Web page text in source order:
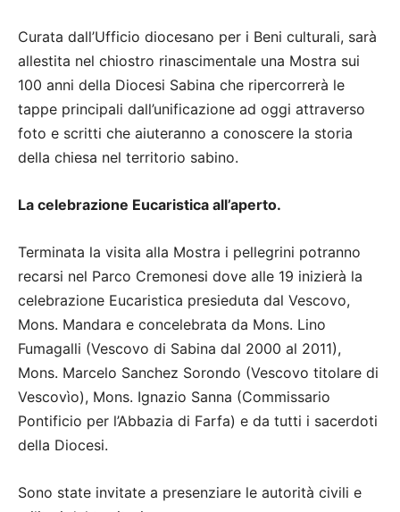
Curata dall’Ufficio diocesano per i Beni culturali, sarà
allestita nel chiostro rinascimentale una Mostra sui
100 anni della Diocesi Sabina che ripercorrerà le
tappe principali dall’unificazione ad oggi attraverso
foto e scritti che aiuteranno a conoscere la storia
della chiesa nel territorio sabino.
La celebrazione Eucaristica all’aperto.
Terminata la visita alla Mostra i pellegrini potranno
recarsi nel Parco Cremonesi dove alle 19 inizierà la
celebrazione Eucaristica presieduta dal Vescovo,
Mons. Mandara e concelebrata da Mons. Lino
Fumagalli (Vescovo di Sabina dal 2000 al 2011),
Mons. Marcelo Sanchez Sorondo (Vescovo titolare di
Vescovìo), Mons. Ignazio Sanna (Commissario
Pontificio per l’Abbazia di Farfa) e da tutti i sacerdoti
della Diocesi.
Sono state invitate a presenziare le autorità civili e